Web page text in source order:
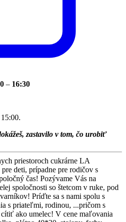
– 16:30
zastavilo v tom, čo urobiť
priestoroch cukrárne LA
deti, prípadne pre rodičov s
čas! Pozývame Vás na
spoločnosti so štetcom v ruke, pod
Príďte sa s nami spolu s
s priateľmi, rodinou, ...pričom s
ako umelec! V cene maľovania